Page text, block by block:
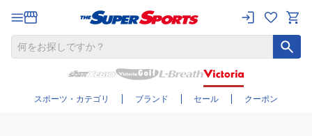
スポーツ・カテゴリ ブランド セール クーポン
さらに絞り込む